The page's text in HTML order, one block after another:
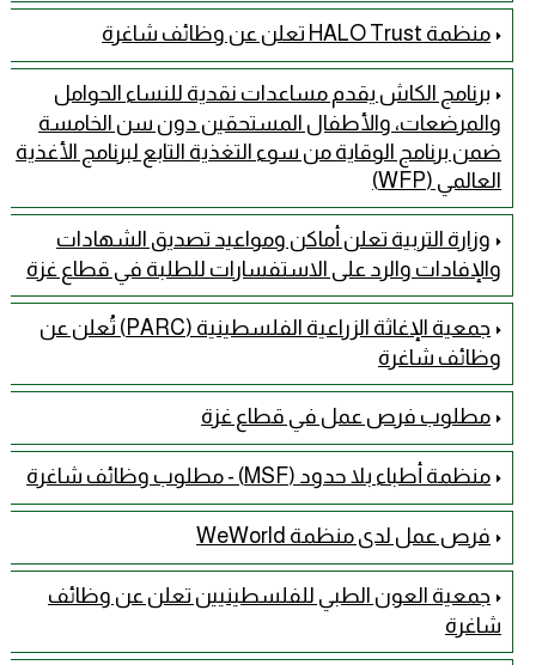
منظمة HALO Trust تعلن عن وظائف شاغرة
برنامج الكاش يقدم مساعدات نقدية للنساء الحوامل
والمرضعات، والأطفال المستحقين دون سن الخامسة
ضمن برنامج الوقاية من سوء التغذية التابع لبرنامج الأغذية
العالمي (WFP)
وزارة التربية تعلن أماكن ومواعيد تصديق الشهادات
والإفادات والرد على الاستفسارات للطلبة في قطاع غزة
جمعية الإغاثة الزراعية الفلسطينية (PARC) تُعلن عن
وظائف شاغرة
مطلوب فرص عمل في قطاع غزة
منظمة أطباء بلا حدود (MSF) - مطلوب وظائف شاغرة
فرص عمل لدى منظمة WeWorld
جمعية العون الطبي للفلسطينيين تعلن عن وظائف
شاغرة